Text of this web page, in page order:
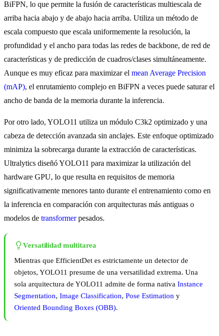
BiFPN, lo que permite la fusión de características multiescala de
arriba hacia abajo y de abajo hacia arriba. Utiliza un método de
escala compuesto que escala uniformemente la resolución, la
profundidad y el ancho para todas las redes de backbone, de red de
características y de predicción de cuadros/clases simultáneamente.
Aunque es muy eficaz para maximizar el mean Average Precision
(mAP), el enrutamiento complejo en BiFPN a veces puede saturar el
ancho de banda de la memoria durante la inferencia.
Por otro lado, YOLO11 utiliza un módulo C3k2 optimizado y una
cabeza de detección avanzada sin anclajes. Este enfoque optimizado
minimiza la sobrecarga durante la extracción de características.
Ultralytics diseñó YOLO11 para maximizar la utilización del
hardware GPU, lo que resulta en requisitos de memoria
significativamente menores tanto durante el entrenamiento como en
la inferencia en comparación con arquitecturas más antiguas o
modelos de transformerpesados.
Versatilidad multitarea
Mientras que EfficientDet es estrictamente un detector de
objetos, YOLO11 presume de una versatilidad extrema. Una
sola arquitectura de YOLO11 admite de forma nativa Instance
Segmentation, Image Classification, Pose Estimation y
Oriented Bounding Boxes (OBB).